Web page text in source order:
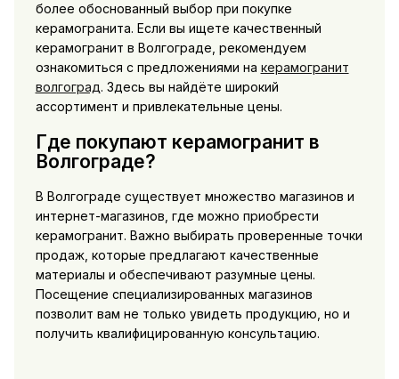
более обоснованный выбор при покупке
керамогранита. Если вы ищете качественный
керамогранит в Волгограде, рекомендуем
ознакомиться с предложениями на керамогранит
волгоград. Здесь вы найдёте широкий
ассортимент и привлекательные цены.
Где покупают керамогранит в
Волгограде?
В Волгограде существует множество магазинов и
интернет-магазинов, где можно приобрести
керамогранит. Важно выбирать проверенные точки
продаж, которые предлагают качественные
материалы и обеспечивают разумные цены.
Посещение специализированных магазинов
позволит вам не только увидеть продукцию, но и
получить квалифицированную консультацию.